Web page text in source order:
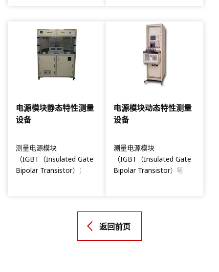
电源模块静态特性测量
设备
测量电源模块
（IGBT（Insulated Gate
Bipolar Transistor））、
电源模块动态特性测量
设备
测量电源模块
（IGBT（Insulated Gate
Bipolar Transistor）等）
返回前页